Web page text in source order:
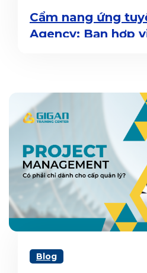
Cẩm nang ứng
Agency: Bạn hợp
Blog